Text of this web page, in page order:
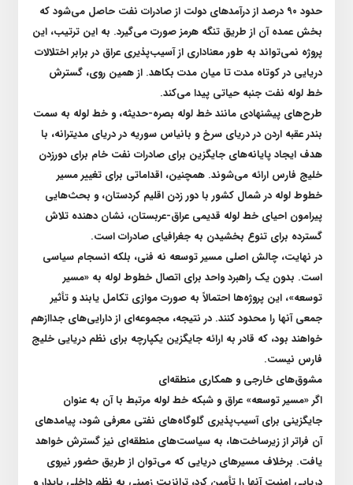
حدود ۹۰ درصد از درآمد‌های دولت از صادرات نفت حاصل می‌شود که
بخش عمده آن از طریق تنگه هرمز صورت می‌گیرد. به این ترتیب، این
پروژه نمی‌تواند به طور معناداری از آسیب‌پذیری عراق در برابر اختلالات
دریایی در کوتاه مدت تا میان مدت بکاهد. از همین روی، گسترش
خط لوله نفت جنبه حیاتی پیدا می‌کند.
طرح‌های پیشنهادی مانند خط لوله بصره-حدیثه، و خط لوله به سمت
بندر عقبه اردن در دریای سرخ و بانیاس سوریه در دریای مدیترانه، با
هدف ایجاد پایانه‌های جایگزین برای صادرات نفت خام برای دورزدن
خلیج فارس ارائه می‌شوند. همچنین، اقداماتی برای تغییر مسیر
خطوط لوله در شمال کشور با دور زدن اقلیم کردستان، و بحث‌هایی
پیرامون احیای خط لوله قدیمی عراق-عربستان، نشان دهنده تلاش
گسترده برای تنوع بخشیدن به جغرافیای صادرات است.
در نهایت، چالش اصلی مسیر توسعه نه فنی، بلکه انسجام سیاسی
است. بدون یک راهبرد واحد برای اتصال خطوط لوله به «مسیر
توسعه»، این پروژه‌ها احتمالاً به صورت موازی تکامل یابند و تأثیر
جمعی آنها را محدود کنند. در نتیجه، مجموعه‌ای از دارایی‌های جداازهم
خواهند بود، که قادر به ارائه جایگزین یکپارچه برای نظم دریایی خلیج
فارس نیست.
مشوق‌های خارجی و همکاری منطقه‌ای
اگر «مسیر توسعه» عراق و شبکه خط لوله مرتبط با آن به عنوان
جایگزینی برای آسیب‌پذیری گلوگاه‌های نفتی معرفی شود، پیامد‌های
آن فراتر از زیرساخت‌ها، به سیاست‌های منطقه‌ای نیز گسترش خواهد
یافت. برخلاف مسیر‌های دریایی که می‌توان از طریق حضور نیروی